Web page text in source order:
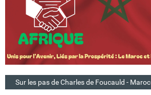
Sur les pas de Charles de Foucauld - Maroc